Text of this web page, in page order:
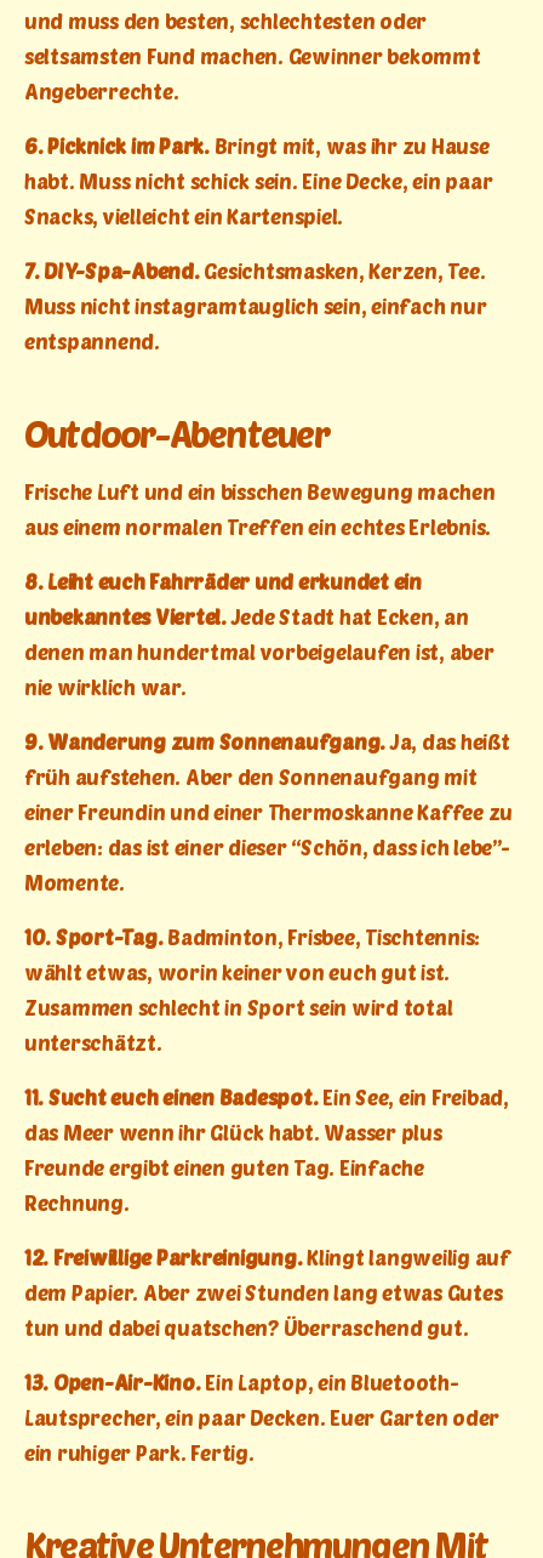
und muss den besten, schlechtesten oder
seltsamsten Fund machen. Gewinner bekommt
Angeberrechte.
6. Picknick im Park.Bringt mit, was ihr zu Hause
habt. Muss nicht schick sein. Eine Decke, ein paar
Snacks, vielleicht ein Kartenspiel.
7. DIY-Spa-Abend.Gesichtsmasken, Kerzen, Tee.
Muss nicht instagramtauglich sein, einfach nur
entspannend.
Outdoor-Abenteuer
Frische Luft und ein bisschen Bewegung machen
aus einem normalen Treffen ein echtes Erlebnis.
8. Leiht euch Fahrräder und erkundet ein
unbekanntes Viertel.Jede Stadt hat Ecken, an
denen man hundertmal vorbeigelaufen ist, aber
nie wirklich war.
9. Wanderung zum Sonnenaufgang.Ja, das heißt
früh aufstehen. Aber den Sonnenaufgang mit
einer Freundin und einer Thermoskanne Kaffee zu
erleben: das ist einer dieser “Schön, dass ich lebe”-
Momente.
10. Sport-Tag.Badminton, Frisbee, Tischtennis:
wählt etwas, worin keiner von euch gut ist.
Zusammen schlecht in Sport sein wird total
unterschätzt.
11. Sucht euch einen Badespot.Ein See, ein Freibad,
das Meer wenn ihr Glück habt. Wasser plus
Freunde ergibt einen guten Tag. Einfache
Rechnung.
12. Freiwillige Parkreinigung.Klingt langweilig auf
dem Papier. Aber zwei Stunden lang etwas Gutes
tun und dabei quatschen? Überraschend gut.
13. Open-Air-Kino.Ein Laptop, ein Bluetooth-
Lautsprecher, ein paar Decken. Euer Garten oder
ein ruhiger Park. Fertig.
Kreative Unternehmungen Mit